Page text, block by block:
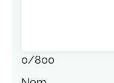
0/800